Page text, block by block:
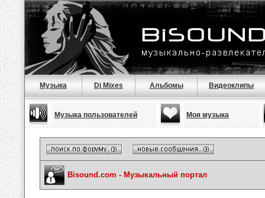
Музыка Dj Mixes Альбомы Видеоклипы
Музыка пользователей Моя музыка
Bisound.com - Музыкальный портал